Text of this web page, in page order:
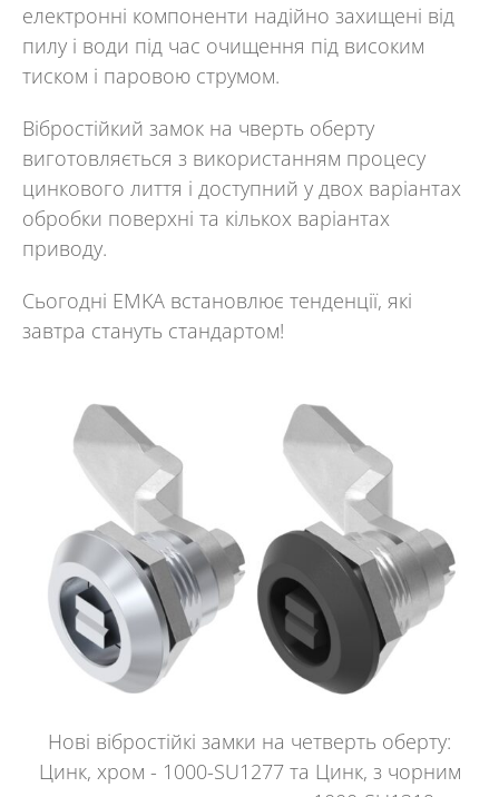
електронні компоненти надійно захищені від
пилу і води під час очищення під високим
тиском і паровою струмом.
Вібростійкий замок на чверть оберту
виготовляється з використанням процесу
цинкового лиття і доступний у двох варіантах
обробки поверхні та кількох варіантах
приводу.
Сьогодні EMKA встановлює тенденції, які
завтра стануть стандартом!
Нові вібростійкі замки на четверть оберту:
Цинк, хром - 1000-SU1277 та Цинк, з чорним